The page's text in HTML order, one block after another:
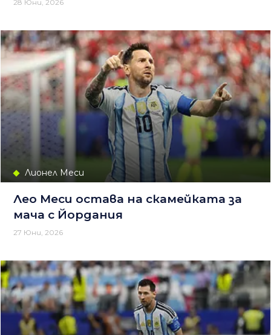
28 Юни, 2026
Лионел Меси
Лео Меси остава на скамейката за
мача с Йордания
27 Юни, 2026